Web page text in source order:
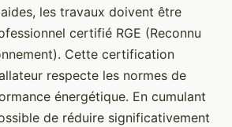
les travaux doivent être
certifié RGE (Reconnu
Cette certification
respecte les normes de
énergétique. En cumulant
de réduire significativement